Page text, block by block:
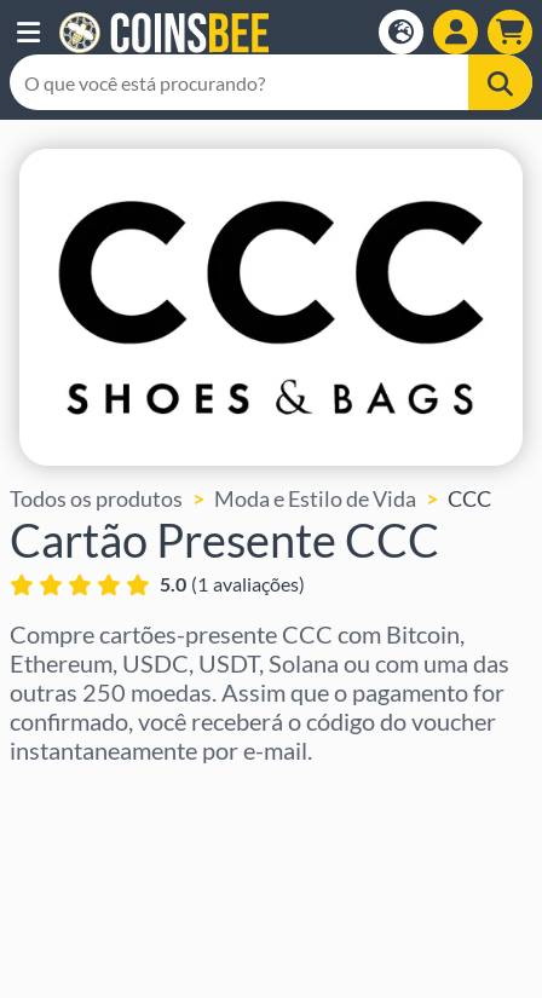
Todos os produtos Moda e Estilo de Vida CCC
Cartão Presente CCC
5.0 (1 avaliações)
Compre cartões-presente CCC com Bitcoin,
Ethereum, USDC, USDT, Solana ou com uma das
outras 250 moedas. Assim que o pagamento for
confirmado, você receberá o código do voucher
instantaneamente por e-mail.